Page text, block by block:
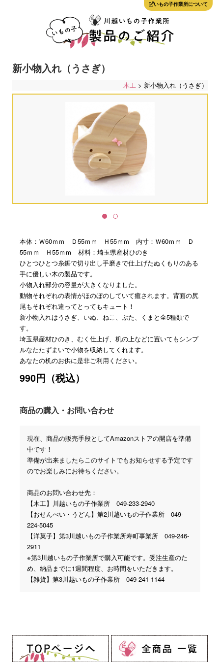
いもの子作業所について
新小物入れ（うさぎ）
木工 > 新小物入れ（うさぎ）
本体：Ｗ60ｍｍ Ｄ55ｍｍ Ｈ55ｍｍ 内寸：Ｗ60ｍｍ Ｄ
55ｍｍ Ｈ55ｍｍ 材料：埼玉県産材ひのき
ひとつひとつ糸鋸で切り出し手磨きで仕上げたぬくもりのある
手に優しい木の製品です。
小物入れ部分の容量が大きくなりました。
動物それぞれの表情がほのぼのしていて癒されます。背面の尻
尾もそれぞれ違ってとってもキュート！
新小物入れはうさぎ、いぬ、ねこ、ぶた、くまと全5種類で
す。
埼玉県産材ひのき、むく仕上げ、机の上などに置いてもシンプ
ルなたたずまいで小物を収納してくれます。
あなたの机のお供に是非ご利用ください。
990円（税込）
商品の購入・お問い合わせ
現在、商品の販売手段としてAmazonストアの開店を準備
中です！
準備が出来ましたらこのサイトでもお知らせする予定です
のでお楽しみにお待ちください。
商品のお問い合わせ先：
【木工】川越いもの子作業所 049-233-2940
【おせんべい・うどん】第2川越いもの子作業所 049-
224-5045
【洋菓子】第3川越いもの子作業所寿町事業所 049-246-
2911
※第3川越いもの子作業所で購入可能です。受注生産のた
め、納品までに1週間程度、お時間をいただきます。
【雑貨】第3川越いもの子作業所 049-241-1144